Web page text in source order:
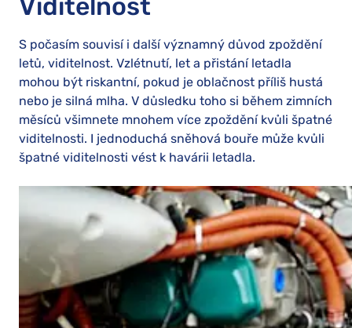
Viditelnost
S počasím souvisí i další významný důvod zpoždění
letů, viditelnost. Vzlétnutí, let a přistání letadla
mohou být riskantní, pokud je oblačnost příliš hustá
nebo je silná mlha. V důsledku toho si během zimních
měsíců všimnete mnohem více zpoždění kvůli špatné
viditelnosti. I jednoduchá sněhová bouře může kvůli
špatné viditelnosti vést k havárii letadla.